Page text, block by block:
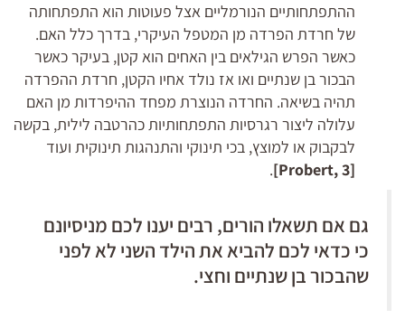
ההתפתחותיים הנורמליים אצל פעוטות הוא התפתחותה
של חרדת הפרדה מן המטפל העיקרי, בדרך כלל האם.
כאשר הפרש הגילאים בין האחים הוא קטן, בעיקר כאשר
הבכור בן שנתיים ואו אז נולד אחיו הקטן, חרדת ההפרדה
תהיה בשיאה. החרדה הנוצרת מפחד ההיפרדות מן האם
עלולה ליצור רגרסיות התפתחותיות כהרטבה לילית, בקשה
לבקבוק או למוצץ, בכי תינוקי והתנהגות תינוקית ועוד
[
Probert, 3]
.
גם אם תשאלו הורים, רבים יענו לכם מניסיונם
כי כדאי לכם להביא את הילד השני לא לפני
שהבכור בן שנתיים וחצי.